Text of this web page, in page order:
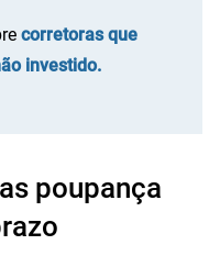
corretoras que
investido.
poupança